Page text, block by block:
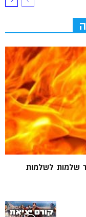
שלמות לשלמות